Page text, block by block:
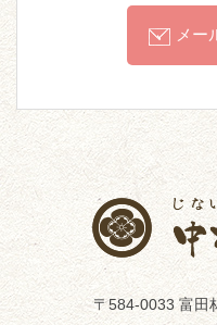
メー
〒584-0033 富田